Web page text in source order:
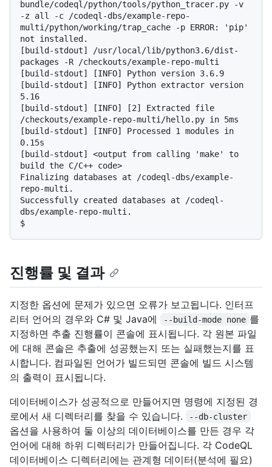
bundle/codeql/python/tools/python_tracer.py -v
-z all -c /codeql-dbs/example-repo-
multi/python/working/trap_cache -p ERROR: 'pip'
not installed.
[build-stdout] /usr/local/lib/python3.6/dist-
packages -R /checkouts/example-repo-multi
[build-stdout] [INFO] Python version 3.6.9
[build-stdout] [INFO] Python extractor version
5.16
[build-stdout] [INFO] [2] Extracted file
/checkouts/example-repo-multi/hello.py in 5ms
[build-stdout] [INFO] Processed 1 modules in
0.15s
[build-stdout] <output from calling 'make' to
build the C/C++ code>
Finalizing databases at /codeql-dbs/example-
repo-multi.
Successfully created databases at /codeql-
$
진행률 및 결과
지정한 옵션에 문제가 있으면 오류가 보고됩니다. 인터프
리터 언어의 경우와 C# 및 Java에
--build-mode none 를
지정하면 추출 진행률이 콘솔에 표시됩니다. 각 원본 파일
에 대해 콘솔은 추출에 성공했는지 또는 실패했는지를 표
시합니다. 컴파일된 언어가 빌드되면 콘솔에 빌드 시스템
의 출력이 표시됩니다.
데이터베이스가 성공적으로 만들어지면 명령에 지정된 경
로에서 새 디렉터리를 찾을 수 있습니다.
--db-cluster
옵션을 사용하여 둘 이상의 데이터베이스를 만든 경우 각
언어에 대해 하위 디렉터리가 만들어집니다. 각 CodeQL
데이터베이스 디렉터리에는 관계형 데이터(분석에 필요)